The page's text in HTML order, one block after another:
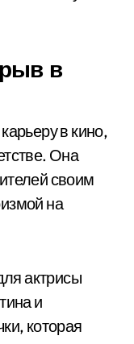
в
в кино,
Она
своим
на
актрисы
и
которая